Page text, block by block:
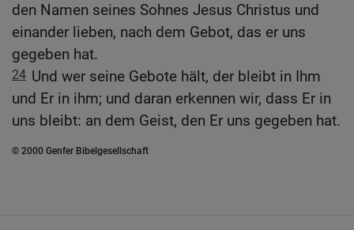
den Namen seines Sohnes Jesus Christus und
einander lieben, nach dem Gebot, das er uns
gegeben hat.
24 Und wer seine Gebote hält, der bleibt in Ihm
und Er in ihm; und daran erkennen wir, dass Er in
uns bleibt: an dem Geist, den Er uns gegeben hat.
© 2000 Genfer Bibelgesellschaft